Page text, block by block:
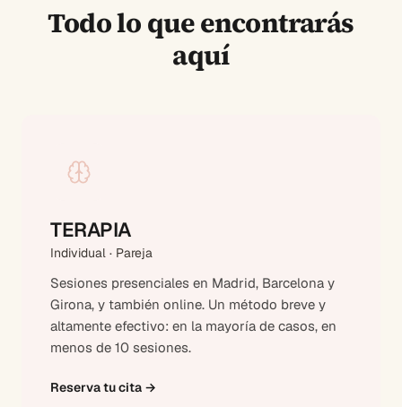
Todo lo que encontrarás
aquí
TERAPIA
Individual · Pareja
Sesiones presenciales en Madrid, Barcelona y
Girona, y también online. Un método breve y
altamente efectivo: en la mayoría de casos, en
menos de 10 sesiones.
Reserva tu cita →